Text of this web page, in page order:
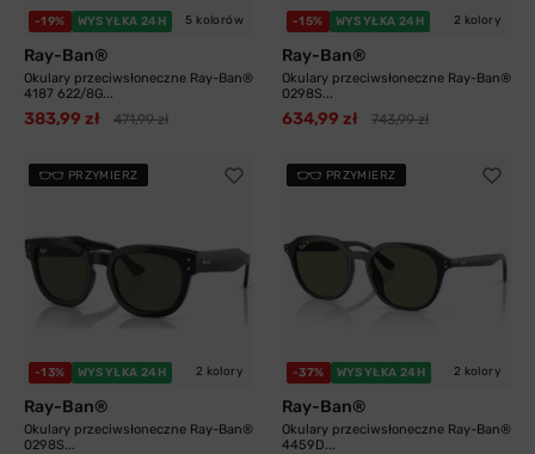
-19% WYSYŁKA 24H 5 kolorów
Ray-Ban®
Okulary przeciwsłoneczne Ray-Ban®
4187 622/8G...
383,99 zł 471,99 zł
-15% WYSYŁKA 24H 2 kolory
Ray-Ban®
Okulary przeciwsłoneczne Ray-Ban®
0298S...
634,99 zł 743,99 zł
PRZYMIERZ
-13% WYSYŁKA 24H 2 kolory
Ray-Ban®
Okulary przeciwsłoneczne Ray-Ban®
0298S...
PRZYMIERZ
-37% WYSYŁKA 24H 2 kolory
Ray-Ban®
Okulary przeciwsłoneczne Ray-Ban®
4459D...